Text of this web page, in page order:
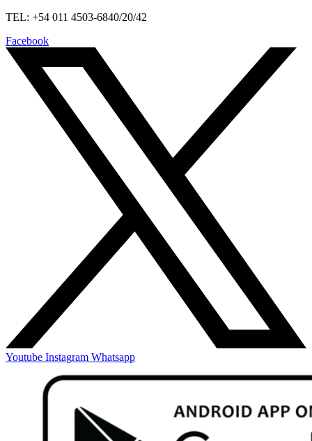
TEL: +54 011 4503-6840/20/42
Facebook
Youtube Instagram Whatsapp